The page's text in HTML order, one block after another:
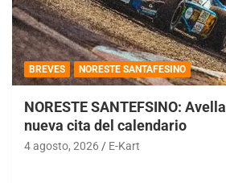
BREVES NORESTE SANTAFESINO
NORESTE SANTEFSINO:
nueva cita del calendario
4 agosto, 2026 E-Kart